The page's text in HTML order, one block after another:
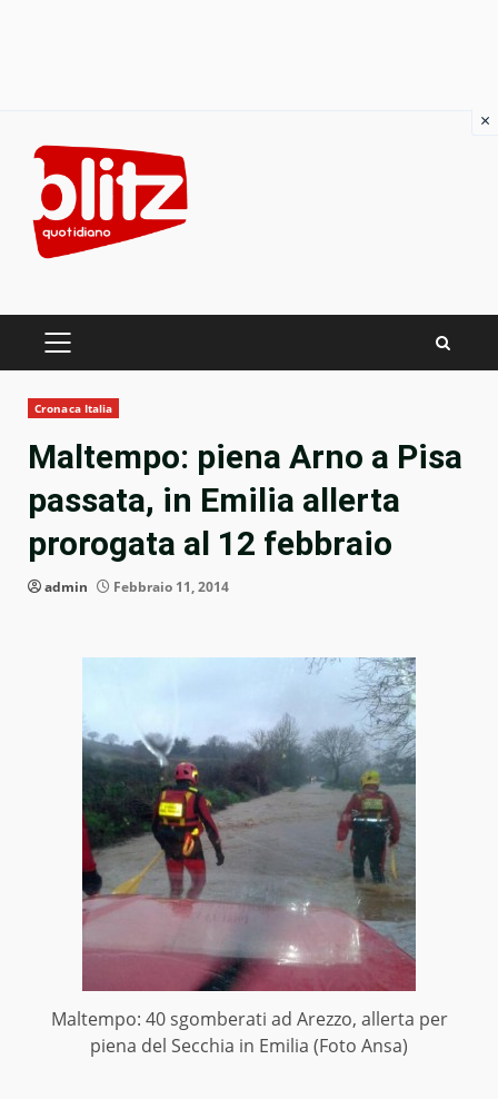
content
PRIMARY
Cronaca Italia
Maltempo: piena Arno a Pisa
passata, in Emilia allerta
prorogata al 12 febbraio
admin Febbraio 11, 2014
Maltempo: 40 sgomberati ad Arezzo, allerta per
piena del Secchia in Emilia (Foto Ansa)
×